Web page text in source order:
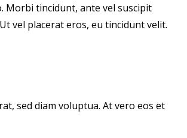
Morbi tincidunt, ante vel suscipit
vel placerat eros, eu tincidunt velit.
sed diam voluptua. At vero eos et